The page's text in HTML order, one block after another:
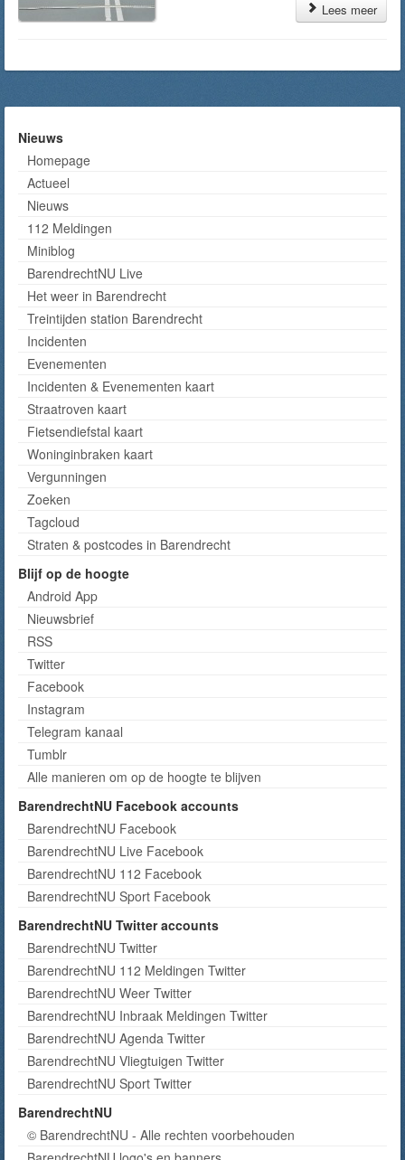
Lees meer
Nieuws
Homepage
Actueel
Nieuws
112 Meldingen
Miniblog
BarendrechtNU Live
Het weer in Barendrecht
Treintijden station Barendrecht
Incidenten
Evenementen
Incidenten & Evenementen kaart
Straatroven kaart
Fietsendiefstal kaart
Woninginbraken kaart
Vergunningen
Zoeken
Tagcloud
Straten & postcodes in Barendrecht
Blijf op de hoogte
Android App
Nieuwsbrief
RSS
Twitter
Facebook
Instagram
Telegram kanaal
Tumblr
Alle manieren om op de hoogte te blijven
BarendrechtNU Facebook accounts
BarendrechtNU Facebook
BarendrechtNU Live Facebook
BarendrechtNU 112 Facebook
BarendrechtNU Sport Facebook
BarendrechtNU Twitter accounts
BarendrechtNU Twitter
BarendrechtNU 112 Meldingen Twitter
BarendrechtNU Weer Twitter
BarendrechtNU Inbraak Meldingen Twitter
BarendrechtNU Agenda Twitter
BarendrechtNU Vliegtuigen Twitter
BarendrechtNU Sport Twitter
BarendrechtNU
© BarendrechtNU - Alle rechten voorbehouden